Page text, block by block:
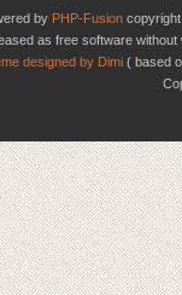
by PHP-Fusion
as free software
designed by Dimi ( based